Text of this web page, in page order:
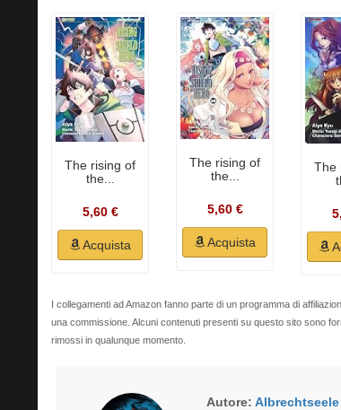
The rising of
the...
5,60 €
Acquista
The rising of
the...
5,60 €
Acquista
The
I collegamenti ad Amazon fanno parte di un programma di
una commissione. Alcuni contenuti presenti su questo sito sono
rimossi in qualunque momento.
Autore: Albrechtseele